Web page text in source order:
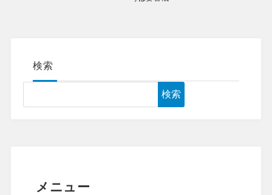
検索
検索
メニュー